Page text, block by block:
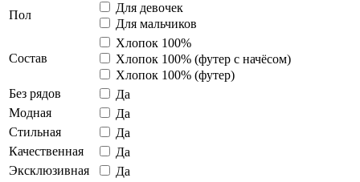
Пол
Для девочек
Для мальчиков
Состав
Хлопок 100%
Хлопок 100% (футер с начёсом)
Хлопок 100% (футер)
Без рядов
Да
Модная
Да
Стильная
Да
Качественная
Да
Эксклюзивная
Да